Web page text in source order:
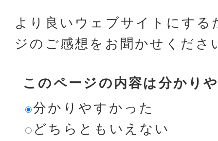
より良いウェブサイトにする
ジのご感想をお聞かせくださ
このページの内容は分かり
分かりやすかった
どちらともいえない